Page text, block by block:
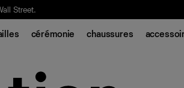
Street.
cérémonie chaussures